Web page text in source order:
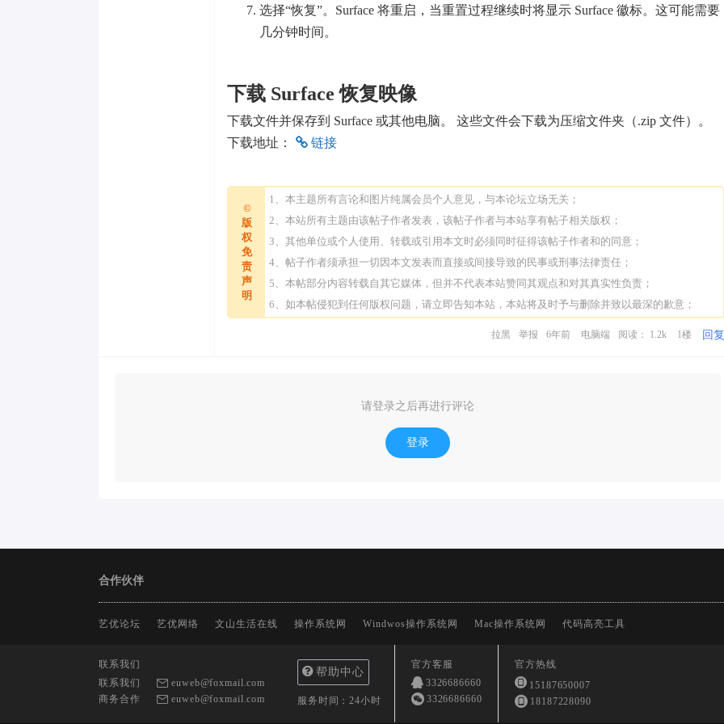
选择“恢复”。Surface 将重启，当重置过程继续时将显示 Surface 徽标。这可能需要
几分钟时间。
下载 Surface 恢复映像
下载文件并保存到 Surface 或其他电脑。 这些文件会下载为压缩文件夹（.zip 文件）。
下载地址：
链接
©
版
权
免
责
声
明
1、本主题所有言论和图片纯属会员个人意见，与本论坛立场无关；
2、本站所有主题由该帖子作者发表，该帖子作者与本站享有帖子相关版权；
3、其他单位或个人使用、转载或引用本文时必须同时征得该帖子作者和的同意；
4、帖子作者须承担一切因本文发表而直接或间接导致的民事或刑事法律责任；
5、本帖部分内容转载自其它媒体，但并不代表本站赞同其观点和对其真实性负责；
6、如本帖侵犯到任何版权问题，请立即告知本站，本站将及时予与删除并致以最深的歉意；
拉黑 举报 6年前 电脑端 阅读： 1.2k 1楼 回复
请登录之后再进行评论
登录
合作伙伴
艺优论坛 艺优网络 文山生活在线 操作系统网 Windwos操作系统网 Mac操作系统网 代码高亮工具
联系我们
联系我们
euweb@foxmail.com
商务合作
euweb@foxmail.com
帮助中心
服务时间：24小时
官方客服
3326686660
3326686660
官方热线
15187650007
18187228090